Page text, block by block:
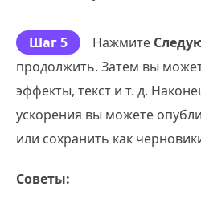
Шаг 5 Нажмите
продолжить. Затем вы
эффекты, текст и т. д.
ускорения вы можете
или сохранить как
Советы: